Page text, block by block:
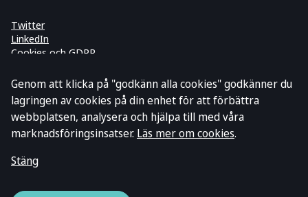
Twitter
LinkedIn
Cookies och GDPR
Prenumerera på vårt nyhetsbrev
© 2026 Swedsec Licensiering AB
Genom att klicka på "godkänn alla cookies" godkänner du
lagringen av cookies på din enhet för att förbättra
webbplatsen, analysera och hjälpa till med våra
marknadsföringsinsatser. Läs mer om cookies.
Stäng